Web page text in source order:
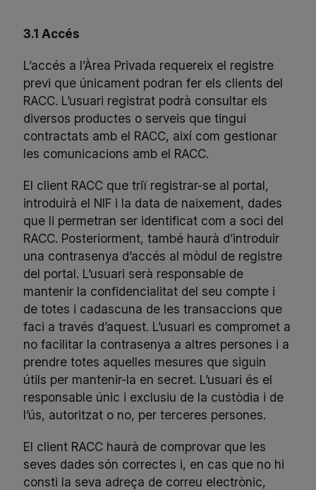
3.1 Accés
L’accés a l’Àrea Privada requereix el registre
previ que únicament podran fer els clients del
RACC. L’usuari registrat podrà consultar els
diversos productes o serveis que tingui
contractats amb el RACC, així com gestionar
les comunicacions amb el RACC.
El client RACC que triï registrar-se al portal,
introduirà el NIF i la data de naixement, dades
que li permetran ser identificat com a soci del
RACC. Posteriorment, també haurà d’introduir
una contrasenya d’accés al mòdul de registre
del portal. L’usuari serà responsable de
mantenir la confidencialitat del seu compte i
de totes i cadascuna de les transaccions que
faci a través d’aquest. L’usuari es compromet a
no facilitar la contrasenya a altres persones i a
prendre totes aquelles mesures que siguin
útils per mantenir-la en secret. L’usuari és el
responsable únic i exclusiu de la custòdia i de
l’ús, autoritzat o no, per terceres persones.
El client RACC haurà de comprovar que les
seves dades són correctes i, en cas que no hi
consti la seva adreça de correu electrònic,